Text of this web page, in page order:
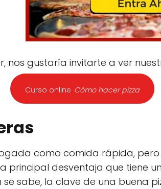
nos gustaría invitarte a ver
Curso online Cómo hacer pizza
como comida rápida,
principal desventaja que tiene
se sabe, la clave de una buena